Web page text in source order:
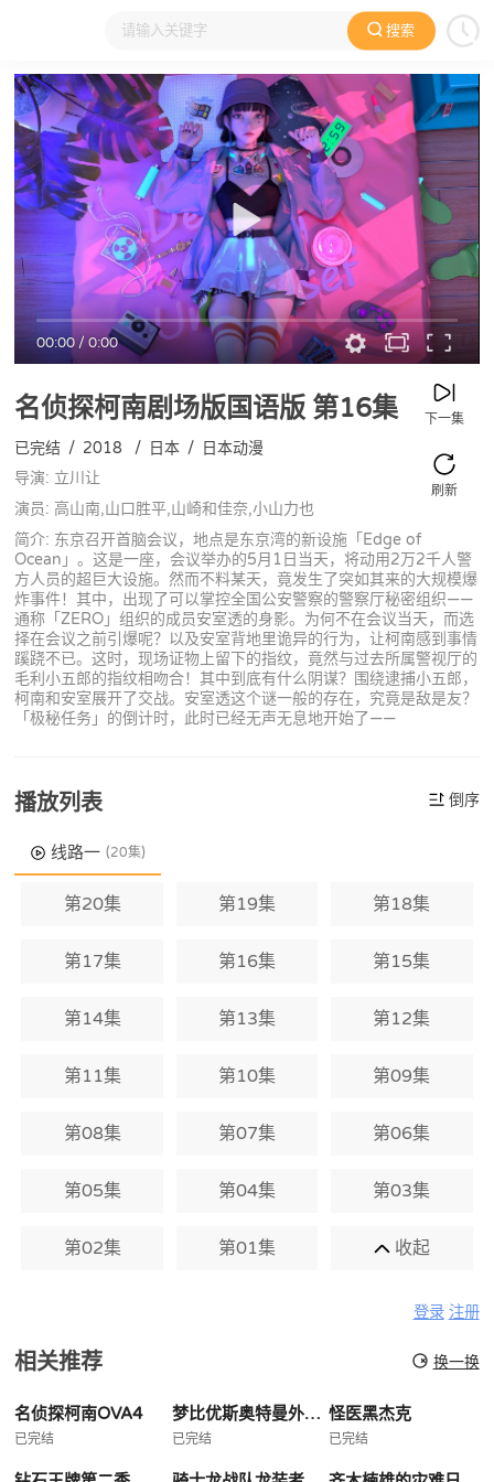
搜索
大家在看 日本动漫 国产动漫 欧美动漫 动漫电影
00:00/0:00
名侦探柯南剧场版国语版第16集 下一集
刷新
已完结 / 2018 / 日本 / 日本动漫
导演: 立川让
演员: 高山南,山口胜平,山崎和佳奈,小山力也
简介: 东京召开首脑会议，地点是东京湾的新设施「Edge of
Ocean」。这是一座，会议举办的5月1日当天，将动用2万2千人警
方人员的超巨大设施。然而不料某天，竟发生了突如其来的大规模爆
炸事件！其中，出现了可以掌控全国公安警察的警察厅秘密组织——
通称「ZERO」组织的成员安室透的身影。为何不在会议当天，而选
择在会议之前引爆呢？以及安室背地里诡异的行为，让柯南感到事情
蹊跷不已。这时，现场证物上留下的指纹，竟然与过去所属警视厅的
毛利小五郎的指纹相吻合！其中到底有什么阴谋？围绕逮捕小五郎，
柯南和安室展开了交战。安室透这个谜一般的存在，究竟是敌是友？
「极秘任务」的倒计时，此时已经无声无息地开始了——
播放列表 倒序
线路一 (20集)
第20集 第19集 第18集
第17集 第16集 第15集
第14集 第13集 第12集
第11集 第10集 第09集
第08集 第07集 第06集
第05集 第04集 第03集
第02集 第01集 收起
登录 注册
相关推荐 换一换
名侦探柯南OVA4
已完结
梦比优斯奥特曼外传亡灵复活
已完结
怪医黑杰克
已完结